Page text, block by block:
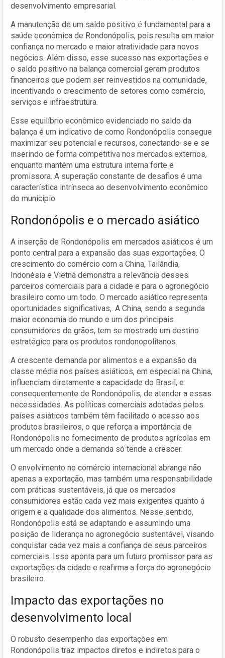
desenvolvimento empresarial.
A manutenção de um saldo positivo é fundamental para a
saúde econômica de Rondonópolis, pois resulta em maior
confiança no mercado e maior atratividade para novos
negócios. Além disso, esse sucesso nas exportações e
o saldo positivo na balança comercial geram produtos
financeiros que podem ser reinvestidos na comunidade,
incentivando o crescimento de setores como comércio,
serviços e infraestrutura.
Esse equilíbrio econômico evidenciado no saldo da
balança é um indicativo de como Rondonópolis consegue
maximizar seu potencial e recursos, conectando-se e se
inserindo de forma competitiva nos mercados externos,
enquanto mantém uma estrutura interna forte e
promissora. A superação constante de desafios é uma
característica intrínseca ao desenvolvimento econômico
do município.
Rondonópolis e o mercado asiático
A inserção de Rondonópolis em mercados asiáticos é um
ponto central para a expansão das suas exportações. O
crescimento do comércio com a China, Tailândia,
Indonésia e Vietnã demonstra a relevância desses
parceiros comerciais para a cidade e para o agronegócio
brasileiro como um todo. O mercado asiático representa
oportunidades significativas,. A China, sendo a segunda
maior economia do mundo e um dos principais
consumidores de grãos, tem se mostrado um destino
estratégico para os produtos rondonopolitanos.
A crescente demanda por alimentos e a expansão da
classe média nos países asiáticos, em especial na China,
influenciam diretamente a capacidade do Brasil, e
consequentemente de Rondonópolis, de atender a essas
necessidades. As políticas comerciais adotadas pelos
países asiáticos também têm facilitado o acesso aos
produtos brasileiros, o que reforça a importância de
Rondonópolis no fornecimento de produtos agrícolas em
um mercado onde a demanda só tende a crescer.
O envolvimento no comércio internacional abrange não
apenas a exportação, mas também uma responsabilidade
com práticas sustentáveis, já que os mercados
consumidores estão cada vez mais exigentes quanto à
origem e a qualidade dos alimentos. Nesse sentido,
Rondonópolis está se adaptando e assumindo uma
posição de liderança no agronegócio sustentável, visando
conquistar cada vez mais a confiança de seus parceiros
comerciais. Isso aponta para um futuro promissor para as
exportações da cidade e reafirma a força do agronegócio
brasileiro.
Impacto das exportações no
desenvolvimento local
O robusto desempenho das exportações em
Rondonópolis traz impactos diretos e indiretos para o